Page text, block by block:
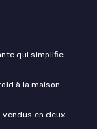
qui simplifie
à la maison
en deux